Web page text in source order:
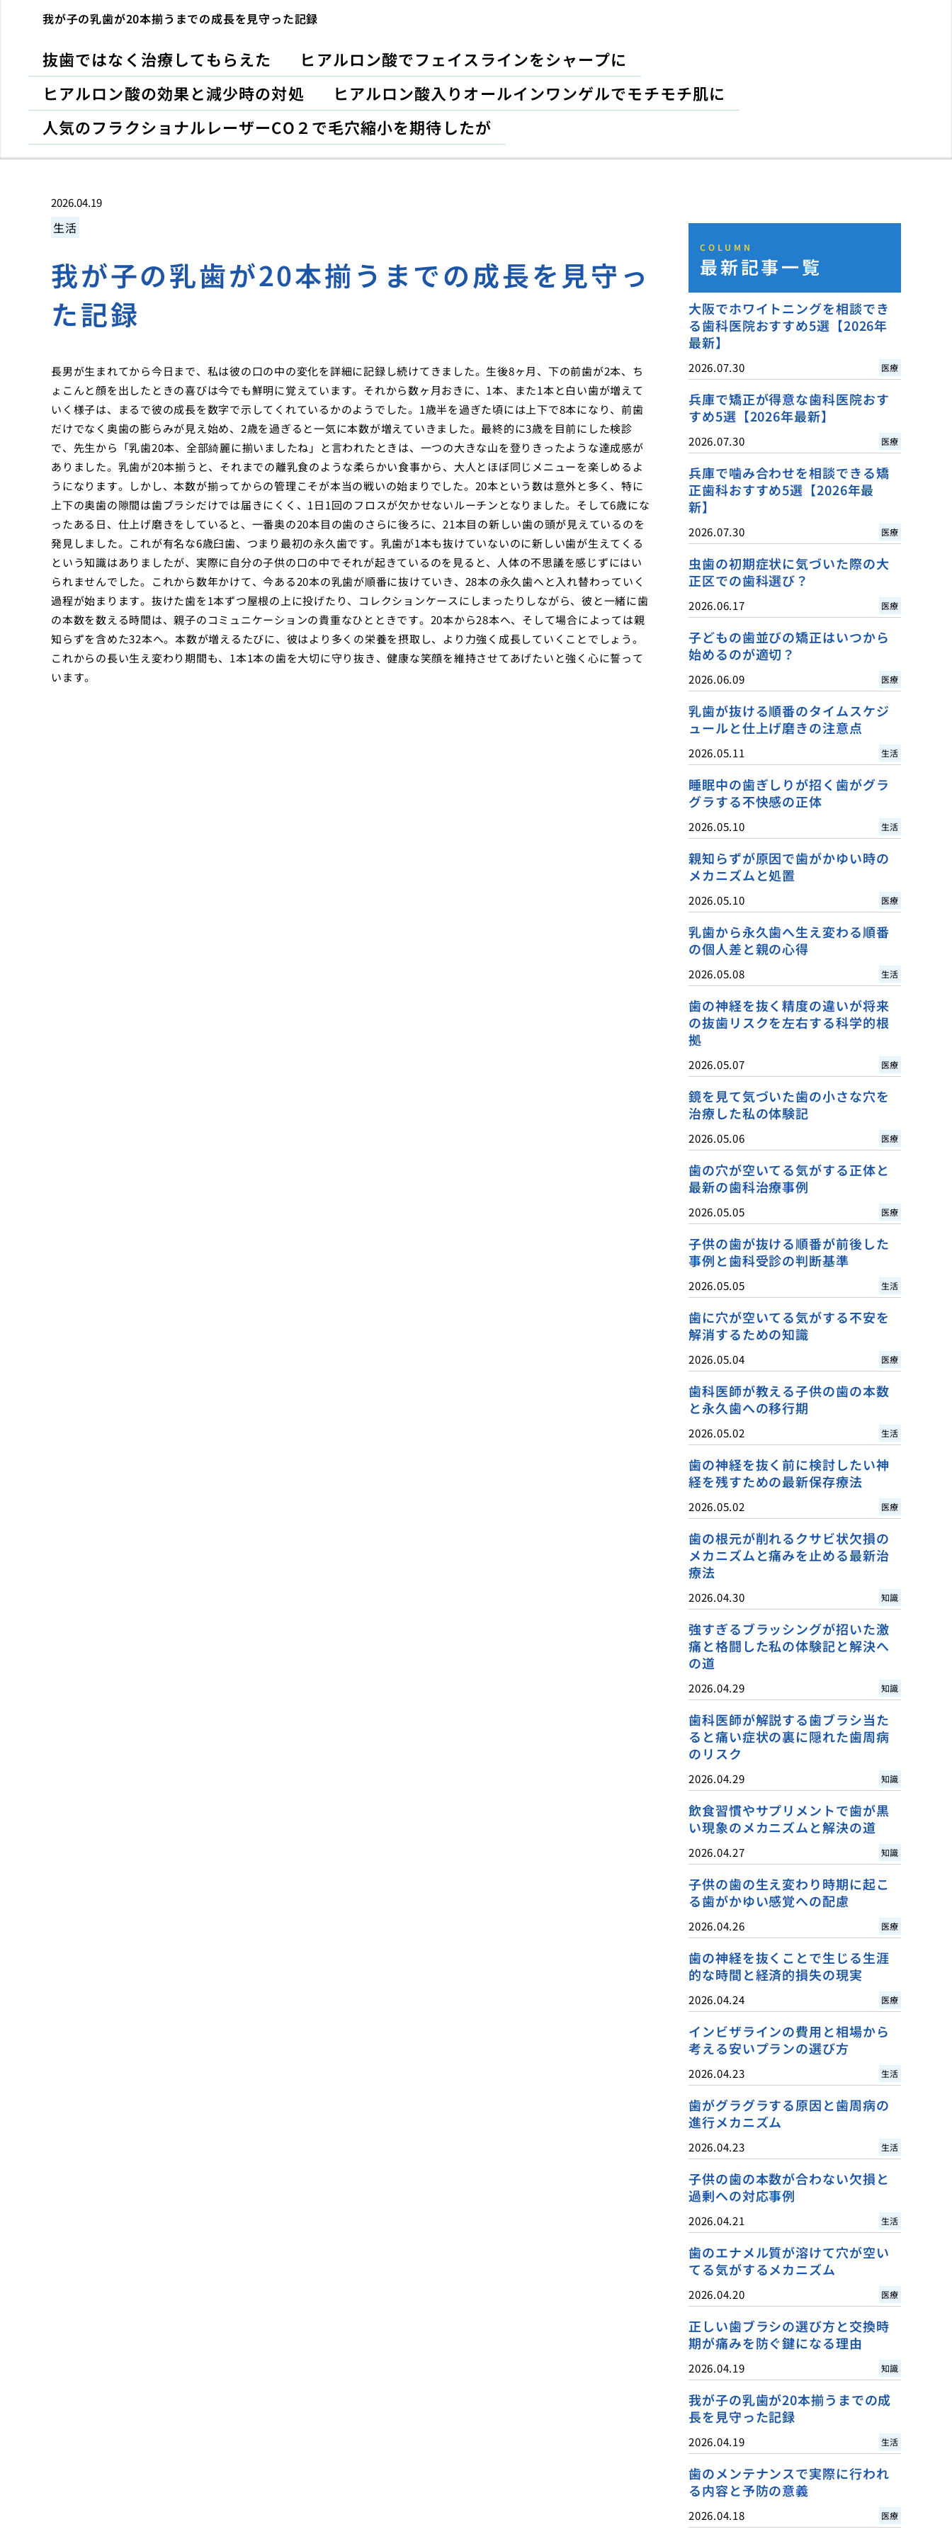
我が子の乳歯が20本揃うまでの成長を見守った記録
抜歯ではなく治療してもらえた
ヒアルロン酸でフェイスラインをシャープに
ヒアルロン酸の効果と減少時の対処
ヒアルロン酸入りオールインワンゲルでモチモチ肌に
人気のフラクショナルレーザーCO２で毛穴縮小を期待したが
2026.04.19
生活
我が子の乳歯が20本揃うまでの成長を見守っ
た記録
長男が生まれてから今日まで、私は彼の口の中の変化を詳細に記録し続けてきました。生後8ヶ月、下の前歯が2本、ち
ょこんと顔を出したときの喜びは今でも鮮明に覚えています。それから数ヶ月おきに、1本、また1本と白い歯が増えて
いく様子は、まるで彼の成長を数字で示してくれているかのようでした。1歳半を過ぎた頃には上下で8本になり、前歯
だけでなく奥歯の膨らみが見え始め、2歳を過ぎると一気に本数が増えていきました。最終的に3歳を目前にした検診
で、先生から「乳歯20本、全部綺麗に揃いましたね」と言われたときは、一つの大きな山を登りきったような達成感が
ありました。乳歯が20本揃うと、それまでの離乳食のような柔らかい食事から、大人とほぼ同じメニューを楽しめるよ
うになります。しかし、本数が揃ってからの管理こそが本当の戦いの始まりでした。20本という数は意外と多く、特に
上下の奥歯の隙間は歯ブラシだけでは届きにくく、1日1回のフロスが欠かせないルーチンとなりました。そして6歳にな
ったある日、仕上げ磨きをしていると、一番奥の20本目の歯のさらに後ろに、21本目の新しい歯の頭が見えているのを
発見しました。これが有名な6歳臼歯、つまり最初の永久歯です。乳歯が1本も抜けていないのに新しい歯が生えてくる
という知識はありましたが、実際に自分の子供の口の中でそれが起きているのを見ると、人体の不思議を感じずにはい
られませんでした。これから数年かけて、今ある20本の乳歯が順番に抜けていき、28本の永久歯へと入れ替わっていく
過程が始まります。抜けた歯を1本ずつ屋根の上に投げたり、コレクションケースにしまったりしながら、彼と一緒に歯
の本数を数える時間は、親子のコミュニケーションの貴重なひとときです。20本から28本へ、そして場合によっては親
知らずを含めた32本へ。本数が増えるたびに、彼はより多くの栄養を摂取し、より力強く成長していくことでしょう。
これからの長い生え変わり期間も、1本1本の歯を大切に守り抜き、健康な笑顔を維持させてあげたいと強く心に誓って
います。
COLUMN
最新記事一覧
大阪でホワイトニングを相談でき
る歯科医院おすすめ5選【2026年
最新】
2026.07.30 医療
兵庫で矯正が得意な歯科医院おす
すめ5選【2026年最新】
2026.07.30 医療
兵庫で噛み合わせを相談できる矯
正歯科おすすめ5選【2026年最
新】
2026.07.30 医療
虫歯の初期症状に気づいた際の大
正区での歯科選び？
2026.06.17 医療
子どもの歯並びの矯正はいつから
始めるのが適切？
2026.06.09 医療
乳歯が抜ける順番のタイムスケジ
ュールと仕上げ磨きの注意点
2026.05.11 生活
睡眠中の歯ぎしりが招く歯がグラ
グラする不快感の正体
2026.05.10 生活
親知らずが原因で歯がかゆい時の
メカニズムと処置
2026.05.10 医療
乳歯から永久歯へ生え変わる順番
の個人差と親の心得
2026.05.08 生活
歯の神経を抜く精度の違いが将来
の抜歯リスクを左右する科学的根
拠
2026.05.07 医療
鏡を見て気づいた歯の小さな穴を
治療した私の体験記
2026.05.06 医療
歯の穴が空いてる気がする正体と
最新の歯科治療事例
2026.05.05 医療
子供の歯が抜ける順番が前後した
事例と歯科受診の判断基準
2026.05.05 生活
歯に穴が空いてる気がする不安を
解消するための知識
2026.05.04 医療
歯科医師が教える子供の歯の本数
と永久歯への移行期
2026.05.02 生活
歯の神経を抜く前に検討したい神
経を残すための最新保存療法
2026.05.02 医療
歯の根元が削れるクサビ状欠損の
メカニズムと痛みを止める最新治
療法
2026.04.30 知識
強すぎるブラッシングが招いた激
痛と格闘した私の体験記と解決へ
の道
2026.04.29 知識
歯科医師が解説する歯ブラシ当た
ると痛い症状の裏に隠れた歯周病
のリスク
2026.04.29 知識
飲食習慣やサプリメントで歯が黒
い現象のメカニズムと解決の道
2026.04.27 知識
子供の歯の生え変わり時期に起こ
る歯がかゆい感覚への配慮
2026.04.26 医療
歯の神経を抜くことで生じる生涯
的な時間と経済的損失の現実
2026.04.24 医療
インビザラインの費用と相場から
考える安いプランの選び方
2026.04.23 生活
歯がグラグラする原因と歯周病の
進行メカニズム
2026.04.23 生活
子供の歯の本数が合わない欠損と
過剰への対応事例
2026.04.21 生活
歯のエナメル質が溶けて穴が空い
てる気がするメカニズム
2026.04.20 医療
正しい歯ブラシの選び方と交換時
期が痛みを防ぐ鍵になる理由
2026.04.19 知識
我が子の乳歯が20本揃うまでの成
長を見守った記録
2026.04.19 生活
歯のメンテナンスで実際に行われ
る内容と予防の意義
2026.04.18 医療